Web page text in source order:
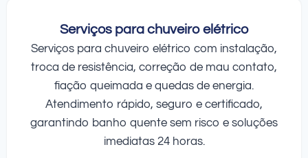
Serviços para chuveiro elétrico
Serviços para chuveiro elétrico com instalação,
troca de resistência, correção de mau contato,
fiação queimada e quedas de energia.
Atendimento rápido, seguro e certificado,
garantindo banho quente sem risco e soluções
imediatas 24 horas.